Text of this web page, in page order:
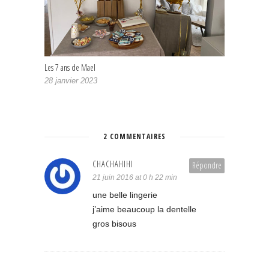
Les 7 ans de Mael
28 janvier 2023
2 COMMENTAIRES
Répondre
CHACHAHIHI
21 juin 2016 at 0 h 22 min
une belle lingerie
j’aime beaucoup la dentelle
gros bisous